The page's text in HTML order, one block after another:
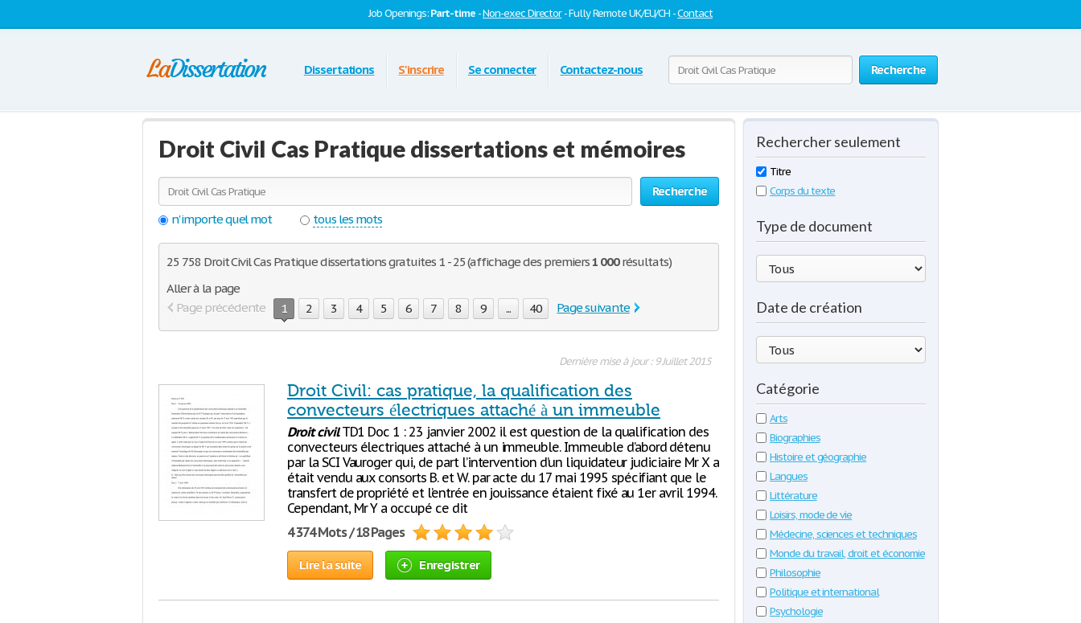
Job Openings:Part-time -Non-exec Director- Fully Remote UK/EU/CH -Contact
Recherche
Dissertations S'inscrire Se connecter Contactez-nous
Droit Civil Cas Pratique dissertations et mémoires
Recherche
n'importe quel mot
tous les mots
25 758 Droit Civil Cas Pratique dissertations gratuites 1 - 25 (affichage des premiers1 000résultats)
Aller à la page
Page précédente
1 2 3 4 5 6 7 8 9 ... 40 Page suivante
Dernière mise à jour : 9 Juillet 2015
Droit Civil: cas pratique, la qualification des
convecteurs électriques attaché à un immeuble
Droit civilTD1 Doc 1 : 23 janvier 2002 il est question de la qualification des
convecteurs électriques attaché à un immeuble. Immeuble d’abord détenu
par la SCI Vauroger qui, de part l’intervention d’un liquidateur judiciaire Mr X a
était vendu aux consorts B. et W. par acte du 17 mai 1995 spécifiant que le
transfert de propriété et l’entrée en jouissance étaient fixé au 1er avril 1994.
Cependant, Mr Y a occupé ce dit
4 374 Mots / 18 Pages
Lire la suite Enregistrer
Rechercher seulement
Titre
Corps du texte
Type de document
Date de création
Catégorie
Arts
Biographies
Histoire et géographie
Langues
Littérature
Loisirs, mode de vie
Médecine, sciences et techniques
Monde du travail, droit et économie
Philosophie
Politique et international
Psychologie